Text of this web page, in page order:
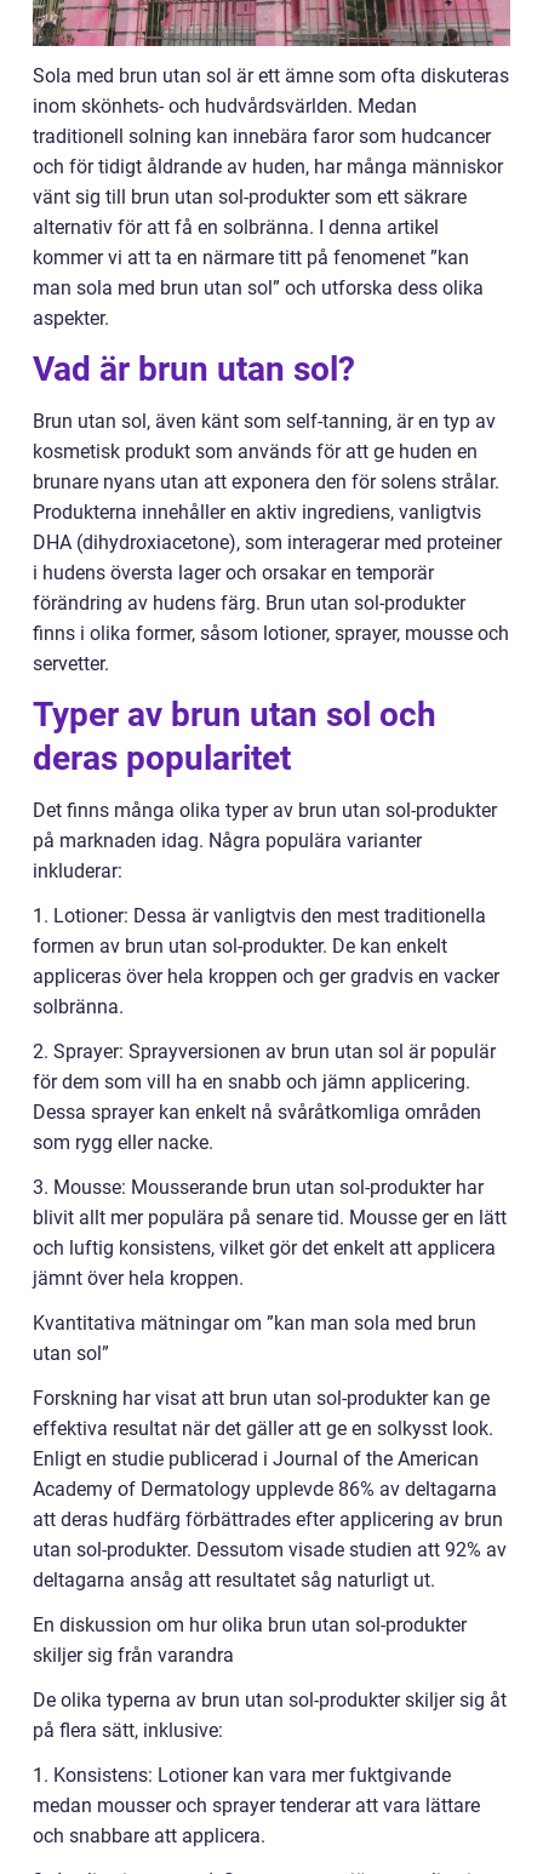
Sola med brun utan sol är ett ämne som ofta diskuteras
inom skönhets- och hudvårdsvärlden. Medan
traditionell solning kan innebära faror som hudcancer
och för tidigt åldrande av huden, har många människor
vänt sig till brun utan sol-produkter som ett säkrare
alternativ för att få en solbränna. I denna artikel
kommer vi att ta en närmare titt på fenomenet ”kan
man sola med brun utan sol” och utforska dess olika
aspekter.
Vad är brun utan sol?
Brun utan sol, även känt som self-tanning, är en typ av
kosmetisk produkt som används för att ge huden en
brunare nyans utan att exponera den för solens strålar.
Produkterna innehåller en aktiv ingrediens, vanligtvis
DHA (dihydroxiacetone), som interagerar med proteiner
i hudens översta lager och orsakar en temporär
förändring av hudens färg. Brun utan sol-produkter
finns i olika former, såsom lotioner, sprayer, mousse och
servetter.
Typer av brun utan sol och
deras popularitet
Det finns många olika typer av brun utan sol-produkter
på marknaden idag. Några populära varianter
inkluderar:
1. Lotioner: Dessa är vanligtvis den mest traditionella
formen av brun utan sol-produkter. De kan enkelt
appliceras över hela kroppen och ger gradvis en vacker
solbränna.
2. Sprayer: Sprayversionen av brun utan sol är populär
för dem som vill ha en snabb och jämn applicering.
Dessa sprayer kan enkelt nå svåråtkomliga områden
som rygg eller nacke.
3. Mousse: Mousserande brun utan sol-produkter har
blivit allt mer populära på senare tid. Mousse ger en lätt
och luftig konsistens, vilket gör det enkelt att applicera
jämnt över hela kroppen.
Kvantitativa mätningar om ”kan man sola med brun
utan sol”
Forskning har visat att brun utan sol-produkter kan ge
effektiva resultat när det gäller att ge en solkysst look.
Enligt en studie publicerad i Journal of the American
Academy of Dermatology upplevde 86% av deltagarna
att deras hudfärg förbättrades efter applicering av brun
utan sol-produkter. Dessutom visade studien att 92% av
deltagarna ansåg att resultatet såg naturligt ut.
En diskussion om hur olika brun utan sol-produkter
skiljer sig från varandra
De olika typerna av brun utan sol-produkter skiljer sig åt
på flera sätt, inklusive:
1. Konsistens: Lotioner kan vara mer fuktgivande
medan mousser och sprayer tenderar att vara lättare
och snabbare att applicera.